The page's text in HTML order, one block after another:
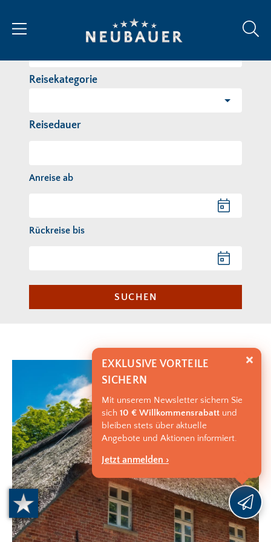
Reisekategorie
Reisedauer
Anreise ab
Rückreise bis
SUCHEN
EXKLUSIVE VORTEILE
SICHERN
Mit unserem Newsletter sichern Sie
sich 10 € Willkommensrabatt und
bleiben stets über aktuelle
Angebote und Aktionen informiert.
Jetzt anmelden ›